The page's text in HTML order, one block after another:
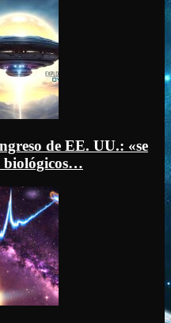
de EE. UU.: «se
biológicos…